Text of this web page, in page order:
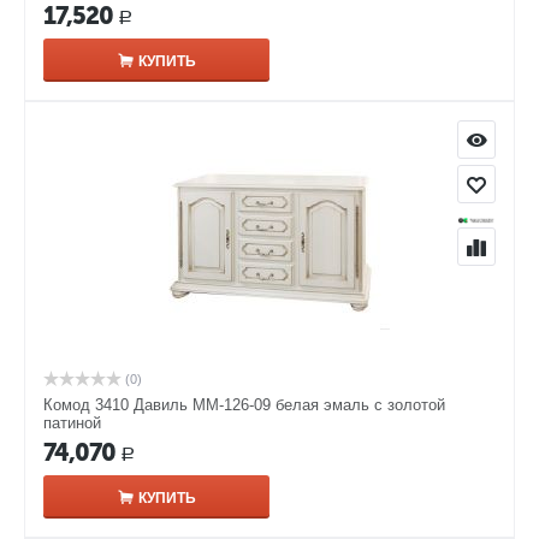
17,520 Р
КУПИТЬ
(0)
Комод 3410 Давиль ММ-126-09 белая эмаль с золотой
патиной
74,070 Р
КУПИТЬ